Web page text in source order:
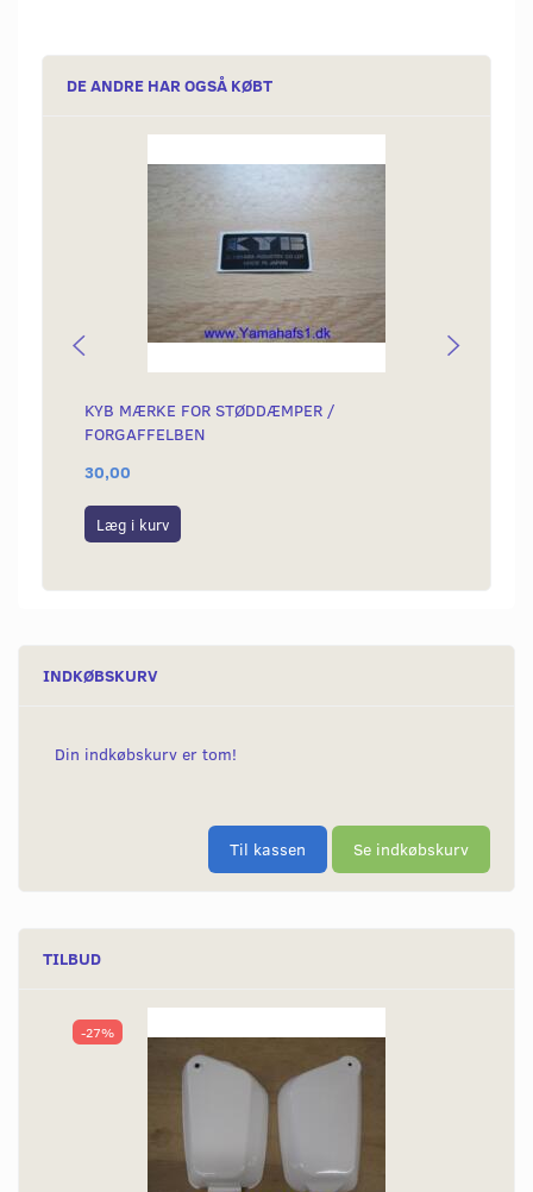
DE ANDRE HAR OGSÅ KØBT
KYB MÆRKE FOR STØDDÆMPER /
FORGAFFELBEN
30,00
Læg i kurv
INDKØBSKURV
Din indkøbskurv er tom!
Til kassen Se indkøbskurv
TILBUD
-27%